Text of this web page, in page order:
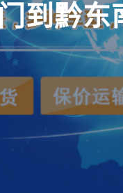
到黔东